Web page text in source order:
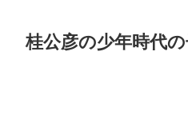
桂公彦の少年時代